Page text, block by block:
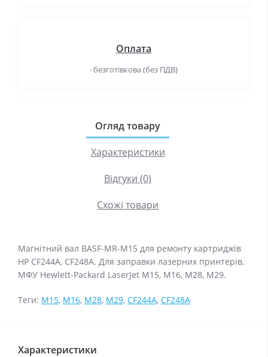
Оплата
· безготівкова (без ПДВ)
Огляд товару
Характеристики
Відгуки (0)
Схожі товари
Магнітний вал BASF-MR-M15 для ремонту картриджів
HP CF244A, CF248A. Для заправки лазерних принтерів,
МФУ Hewlett-Packard LaserJet M15, M16, M28, M29.
Теги: M15, M16, M28, M29, CF244A, CF248A
Характеристики